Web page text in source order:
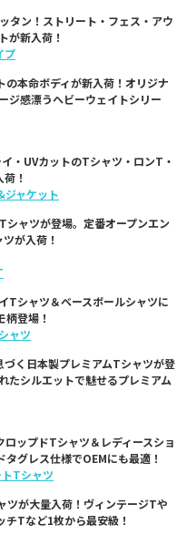
タン！ストリート・フェス・アウ
が新入荷！
プ
の本命ボディが新入荷！オリジナ
ジ感漂うヘビーウェイトシリー
・UVカットのTシャツ・ロンT・
！
ャケット
シャツが登場。定番オープンエン
が入荷！
Tシャツ＆ベースボールシャツに
登場！
ャツ
づく日本製プレミアムTシャツが登
たシルエットで魅せるプレミアム
ロップドTシャツ＆レディースショ
グレス仕様でOEMにも最適！
Tシャツ
ツが大量入荷！ヴィンテージTや
Tなど1枚から最安級！